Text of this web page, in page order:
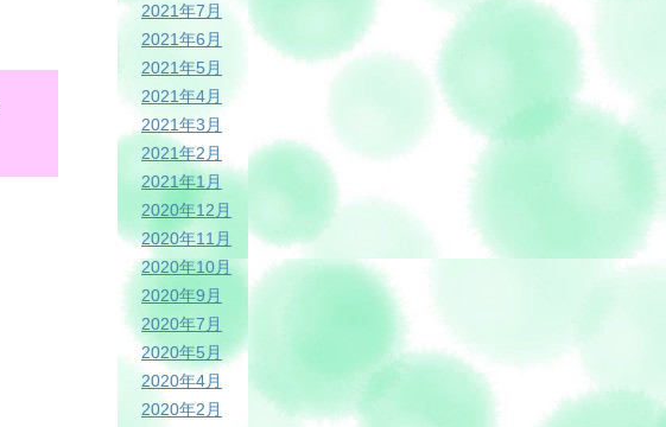
2021年7月
2021年6月
2021年5月
2021年4月
2021年3月
2021年2月
2021年1月
2020年12月
2020年11月
2020年10月
2020年9月
2020年7月
2020年5月
2020年4月
2020年2月